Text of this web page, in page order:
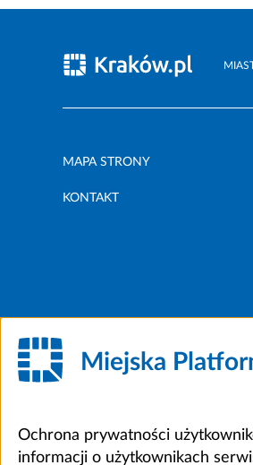
MAPA STRONY
KONTAKT
Miejska
Ochrona prywatności
informacji o użytkownikach